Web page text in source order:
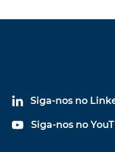
Siga-nos no
Siga-nos no